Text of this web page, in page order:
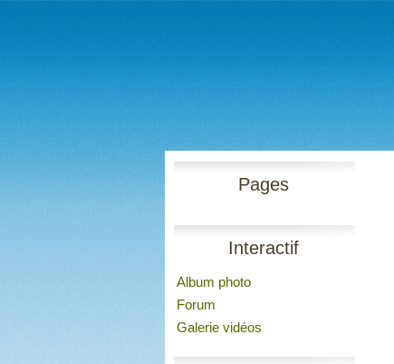
Pages
Interactif
Album photo
Forum
Galerie vidéos